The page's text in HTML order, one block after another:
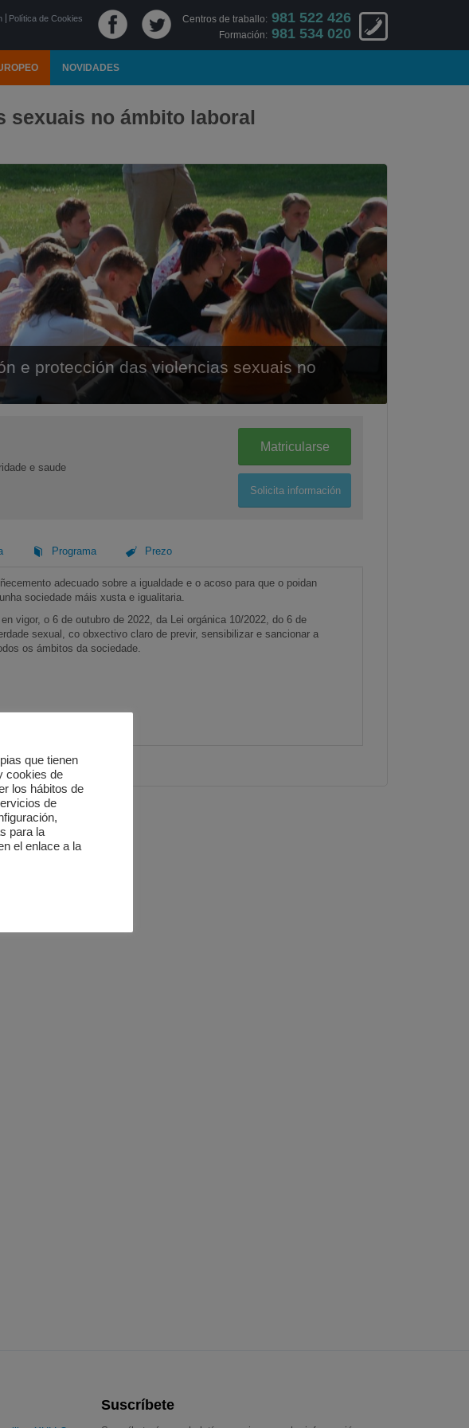
Política de Cookies Centros de traballo: 981 522 426
Formación: 981 534 020
NOVIDADES
sexuais no ámbito laboral
e protección das violencias sexuais no
e saude
Matricularse
Solicita información
Programa Prezo
adecuado sobre a igualdade e o acoso para que o poidan
sociedade máis xusta e igualitaria.
vigor, o 6 de outubro de 2022, da Lei orgánica 10/2022, do 6 de
sexual, co obxectivo claro de previr, sensibilizar e sancionar a
os ámbitos da sociedade.
Suscríbete
que tienen
cookies de
los hábitos de
de
para la
el enlace a la